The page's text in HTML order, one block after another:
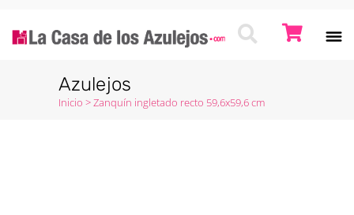
Azulejos
Inicio >Zanquín ingletado recto 59,6x59,6 cm